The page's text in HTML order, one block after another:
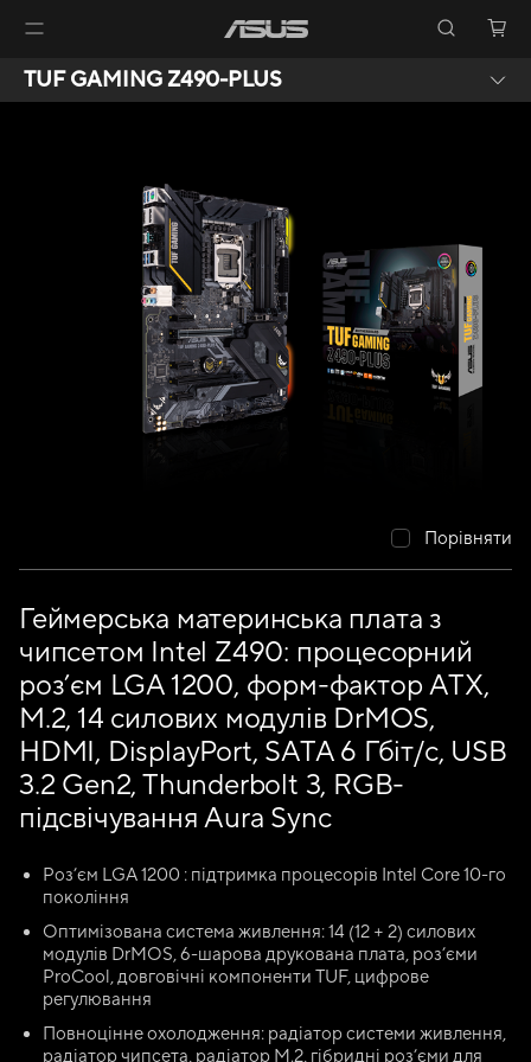
TUF GAMING Z490-PLUS
Геймерська материнська плата з
чипсетом Intel Z490: процесорний
роз’єм LGA 1200, форм-фактор ATX,
M.2, 14 силових модулів DrMOS,
HDMI, DisplayPort, SATA 6 Гбіт/с, USB
3.2 Gen2, Thunderbolt 3, RGB-
підсвічування Aura Sync
Роз’єм LGA 1200 : підтримка процесорів Intel Core 10-го
покоління
Оптимізована система живлення: 14 (12 + 2) силових
модулів DrMOS, 6-шарова друкована плата, роз’єми
ProCool, довговічні компоненти TUF, цифрове
регулювання
Повноцінне охолодження: радіатор системи живлення,
радіатор чипсета, радіатор M.2, гібридні роз’єми для
Порівняти